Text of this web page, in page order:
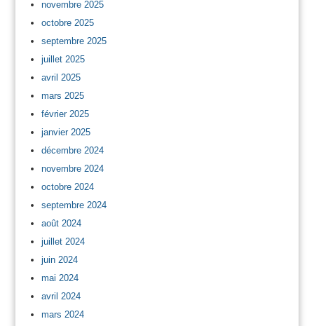
novembre 2025
octobre 2025
septembre 2025
juillet 2025
avril 2025
mars 2025
février 2025
janvier 2025
décembre 2024
novembre 2024
octobre 2024
septembre 2024
août 2024
juillet 2024
juin 2024
mai 2024
avril 2024
mars 2024